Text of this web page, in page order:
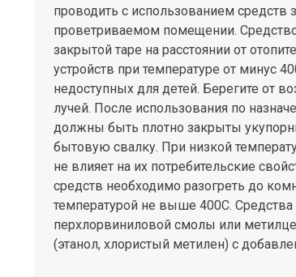
проводить с использованием средств
проветриваемом помещении. Средство
закрытой таре на расстоянии от
устройств при температуре от минус
недоступных для детей. Берегите от
лучей. После использования по
должны быть плотно закрыты
бытовую свалку. При низкой
не влияет на их потребительские
средств необходимо разогреть до
температурой не выше 400С.
перхлорвиниловой смолы или
(этанол, хлористый метилен) с